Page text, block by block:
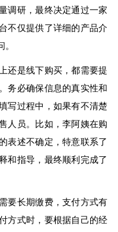
调研，最终决定通过一家
不仅提供了详细的产品介
还是线下购买，都需要提
务必确保信息的真实性和
写过程中，如果有不清楚
人员。比如，李阿姨在购
表述不确定，特意联系了
和指导，最终顺利完成了
要长期缴费，支付方式有
方式时，要根据自己的经